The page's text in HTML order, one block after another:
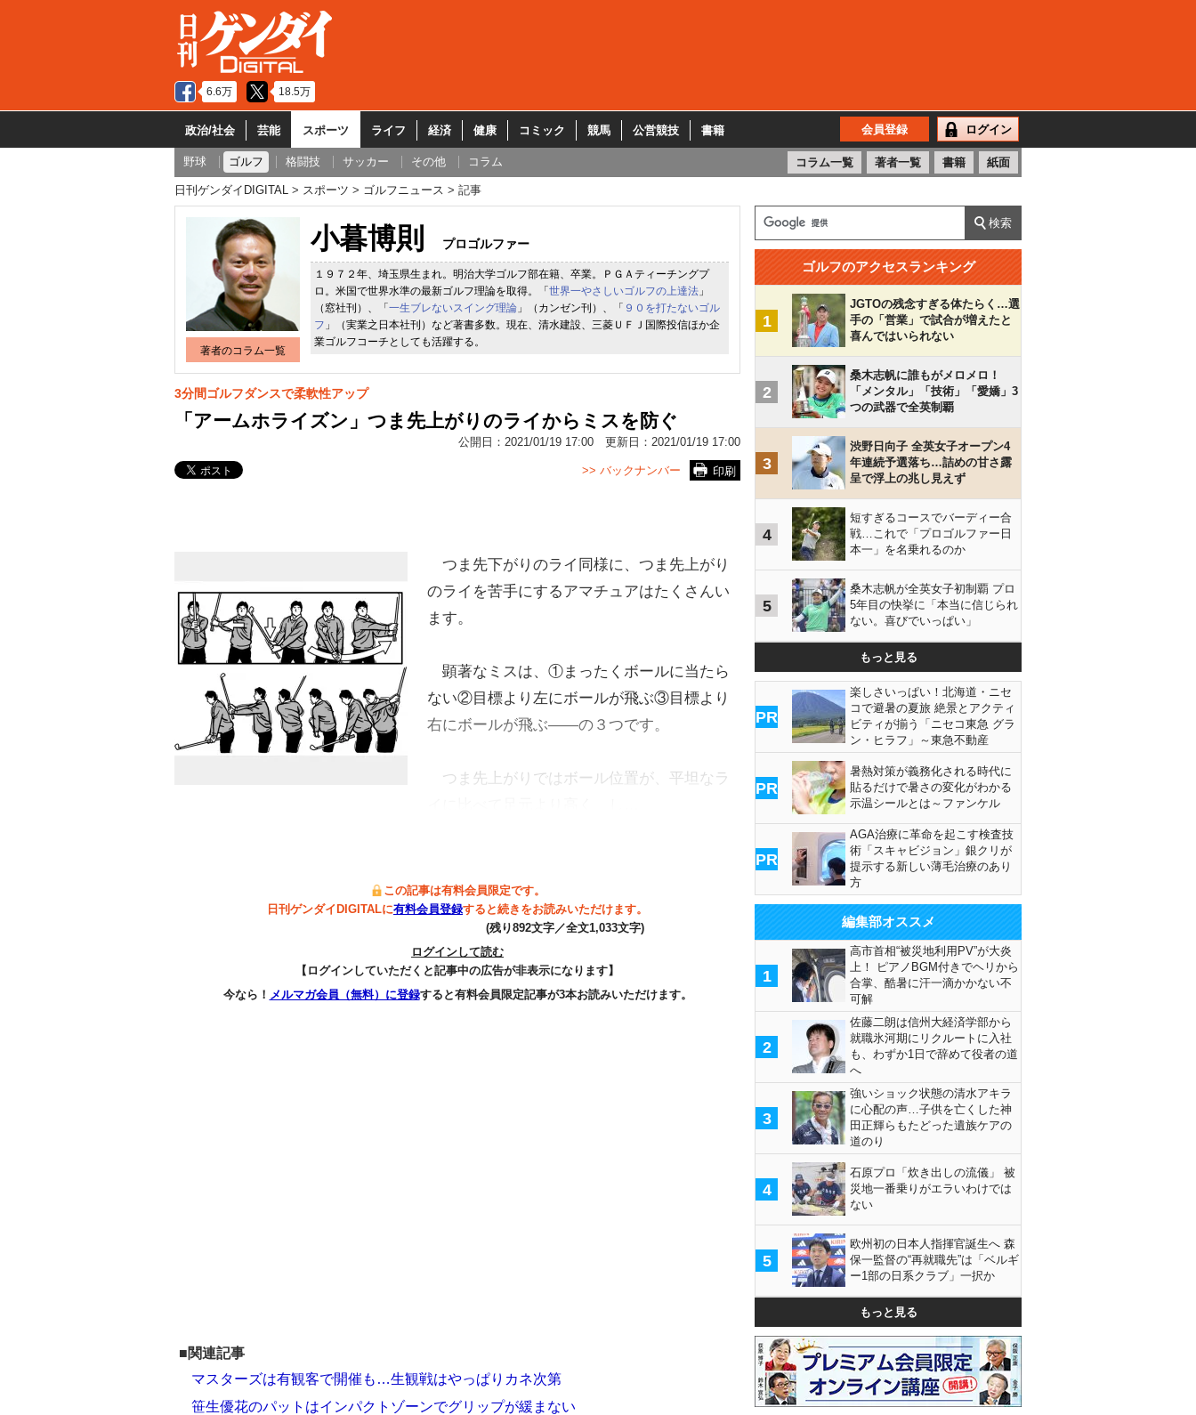
6.6万 18.5万
政治/社会 芸能 スポーツ ライフ 経済 健康 コミック 競馬 公営競技 書籍 会員登録 ログイン
野球 ゴルフ 格闘技 サッカー その他 コラム コラム一覧 著者一覧 書籍 紙面
日刊ゲンダイDIGITAL スポーツ ゴルフニュース 記事
著者のコラム一覧
小暮博則 プロゴルファー
１９７２年、埼玉県生まれ。明治大学ゴルフ部在籍、卒業。ＰＧＡティーチングプ
ロ。米国で世界水準の最新ゴルフ理論を取得。「 世界一やさしいゴルフの上達法 」
（窓社刊）、「 一生ブレないスイング理論 」（カンゼン刊）、「 ９０を打たないゴル
フ 」（実業之日本社刊）など著書多数。現在、清水建設、三菱ＵＦＪ国際投信ほか企
業ゴルフコーチとしても活躍する。
3分間ゴルフダンスで柔軟性アップ
「アームホライズン」つま先上がりのライからミスを防ぐ
公開日： 2021/01/19 17:00 更新日： 2021/01/19 17:00
印刷
>> バックナンバー
つま先下がりのライ同様に、つま先上がり
のライを苦手にするアマチュアはたくさんい
ます。
顕著なミスは、①まったくボールに当たら
ない②目標より左にボールが飛ぶ③目標より
右にボールが飛ぶ――の３つです。
つま先上がりではボール位置が、平坦なラ
この記事は有料会員限定です。
日刊ゲンダイDIGITALに有料会員登録すると続きをお読みいただけます。
(残り892文字／全文1,033文字)
ログインして読む
【ログインしていただくと記事中の広告が非表示になります】
今なら！ メルマガ会員（無料）に登録すると有料会員限定記事が3本お読みいただけます。
■関連記事
マスターズは有観客で開催も…生観戦はやっぱりカネ次第
笹生優花のパットはインパクトゾーンでグリップが緩まない
ゴルフのアクセスランキング
1
JGTOの残念すぎる体たらく…選
手の「営業」で試合が増えたと
喜んではいられない
2
桑木志帆に誰もがメロメロ！
「メンタル」「技術」「愛嬌」3
つの武器で全英制覇
3
渋野日向子 全英女子オープン4
年連続予選落ち…詰めの甘さ露
呈で浮上の兆し見えず
4
短すぎるコースでバーディー合
戦…これで「プロゴルファー日
本一」を名乗れるのか
5
桑木志帆が全英女子初制覇 プロ
5年目の快挙に「本当に信じられ
ない。喜びでいっぱい」
もっと見る
PR
楽しさいっぱい！北海道・ニセ
コで避暑の夏旅 絶景とアクティ
ビティが揃う「ニセコ東急 グラ
ン・ヒラフ」～東急不動産
PR
暑熱対策が義務化される時代に
貼るだけで暑さの変化がわかる
示温シールとは～ファンケル
PR
AGA治療に革命を起こす検査技
術「スキャビジョン」銀クリが
提示する新しい薄毛治療のあり
方
編集部オススメ
1
高市首相“被災地利用PV”が大炎
上！ ピアノBGM付きでヘリから
合掌、酷暑に汗一滴かかない不
可解
2
佐藤二朗は信州大経済学部から
就職氷河期にリクルートに入社
も、わずか1日で辞めて役者の道
へ
3
強いショック状態の清水アキラ
に心配の声…子供を亡くした神
田正輝らもたどった遺族ケアの
道のり
4
石原プロ「炊き出しの流儀」 被
災地一番乗りがエラいわけでは
ない
5
欧州初の日本人指揮官誕生へ 森
保一監督の“再就職先”は「ベルギ
ー1部の日系クラブ」一択か
もっと見る